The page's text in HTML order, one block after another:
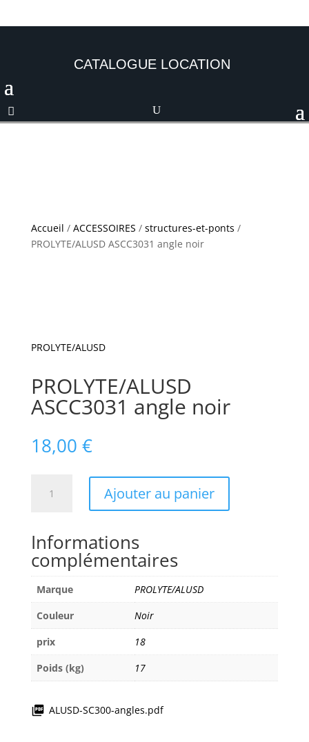
CATALOGUE LOCATION
Accueil / ACCESSOIRES / structures-et-ponts /
PROLYTE/ALUSD ASCC3031 angle noir
PROLYTE/ALUSD
PROLYTE/ALUSD
ASCC3031 angle noir
18,00 €
PROLYTE/ALUSD
angle
noir
Ajouter au panier
Informations
complémentaires
Marque
PROLYTE/ALUSD
Couleur
Noir
prix
18
Poids (kg)
17
ALUSD-SC300-angles.pdf